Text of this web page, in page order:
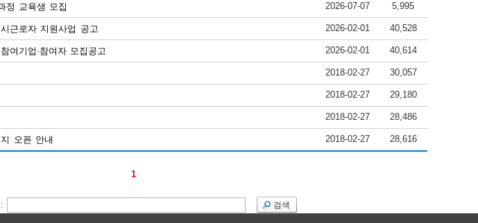
정 교육생 모집 2026-07-07 5,995
근로자 지원사업 공고 2026-02-01 40,528
여기업·참여자 모집공고 2026-02-01 40,614
2018-02-27 30,057
2018-02-27 29,180
2018-02-27 28,486
오픈 안내 2018-02-27 28,616
1
검색